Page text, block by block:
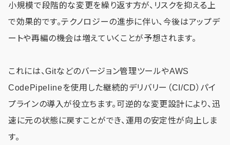
小規模で段階的な変更を繰り返す方が、リスクを抑える上
で効果的です。テクノロジーの進歩に伴い、今後はアップデ
ートや再編の機会は増えていくことが予想されます。
これには、Gitなどのバージョン管理ツールやAWS
CodePipelineを使用した継続的デリバリー（CI/CD）パイ
プラインの導入が役立ちます。可逆的な変更設計により、迅
速に元の状態に戻すことができ、運用の安定性が向上しま
す。